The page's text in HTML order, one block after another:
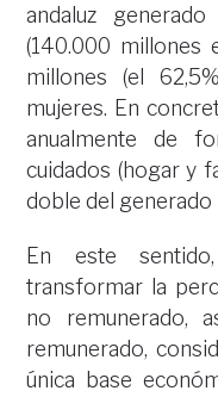
andaluz
(140.000 millones
millones (el
mujeres. En
anualmente de
cuidados (hogar y
doble del generado
En este
transformar la
no remunerado,
remunerado,
única base